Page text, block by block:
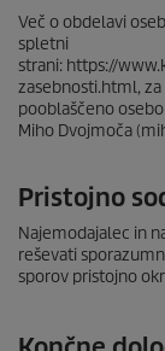
Več o obdelavi
spletni
strani: https://
zasebnosti.html,
pooblaščeno
Miho Dvojmoča
Pristojno
Najemodajalec in
reševati
sporov pristojno